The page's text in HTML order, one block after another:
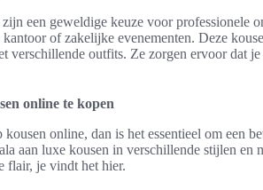
een geweldige keuze voor professionele
of zakelijke evenementen. Deze
verschillende outfits. Ze zorgen ervoor dat
online te kopen
online, dan is het essentieel om een
aan luxe kousen in verschillende stijlen en
flair, je vindt het hier.